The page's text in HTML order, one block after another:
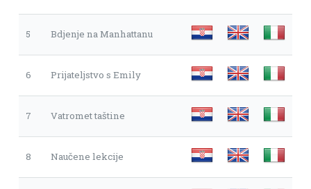
5 Bdjenje na Manhattanu
6 Prijateljstvo s Emily
7 Vatromet taštine
8 Naučene lekcije